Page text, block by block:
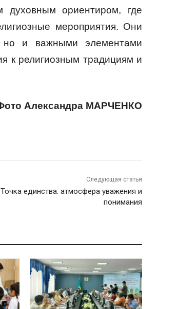
духовным ориентиром, где
мероприятия. Они
но и важными элементами
к религиозным традициям и
Александра МАРЧЕНКО
Следующая статья
Точка единства: атмосфера уважения и
понимания